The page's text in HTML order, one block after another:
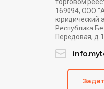
торговом
169094, ООО
юридический
Республика
Передовая,